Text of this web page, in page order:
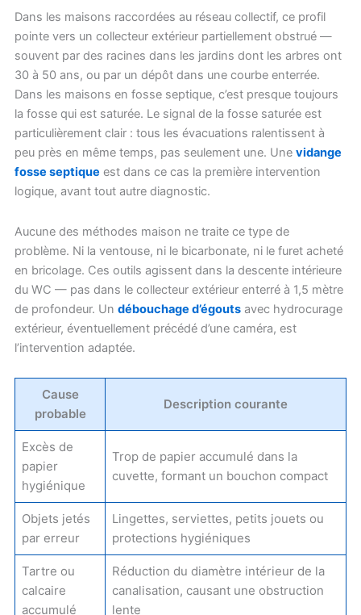
Dans les maisons raccordées au réseau collectif, ce profil
pointe vers un collecteur extérieur partiellement obstrué —
souvent par des racines dans les jardins dont les arbres ont
30 à 50 ans, ou par un dépôt dans une courbe enterrée.
Dans les maisons en fosse septique, c’est presque toujours
la fosse qui est saturée. Le signal de la fosse saturée est
particulièrement clair : tous les évacuations ralentissent à
peu près en même temps, pas seulement une. Une vidange
fosse septique est dans ce cas la première intervention
logique, avant tout autre diagnostic.
Aucune des méthodes maison ne traite ce type de
problème. Ni la ventouse, ni le bicarbonate, ni le furet acheté
en bricolage. Ces outils agissent dans la descente intérieure
du WC — pas dans le collecteur extérieur enterré à 1,5 mètre
de profondeur. Un débouchage d’égouts avec hydrocurage
extérieur, éventuellement précédé d’une caméra, est
l’intervention adaptée.
Cause
probable
Description courante
Excès de
papier
hygiénique
Trop de papier accumulé dans la
cuvette, formant un bouchon compact
Objets jetés
par erreur
Lingettes, serviettes, petits jouets ou
protections hygiéniques
Tartre ou
calcaire
accumulé
Réduction du diamètre intérieur de la
canalisation, causant une obstruction
lente